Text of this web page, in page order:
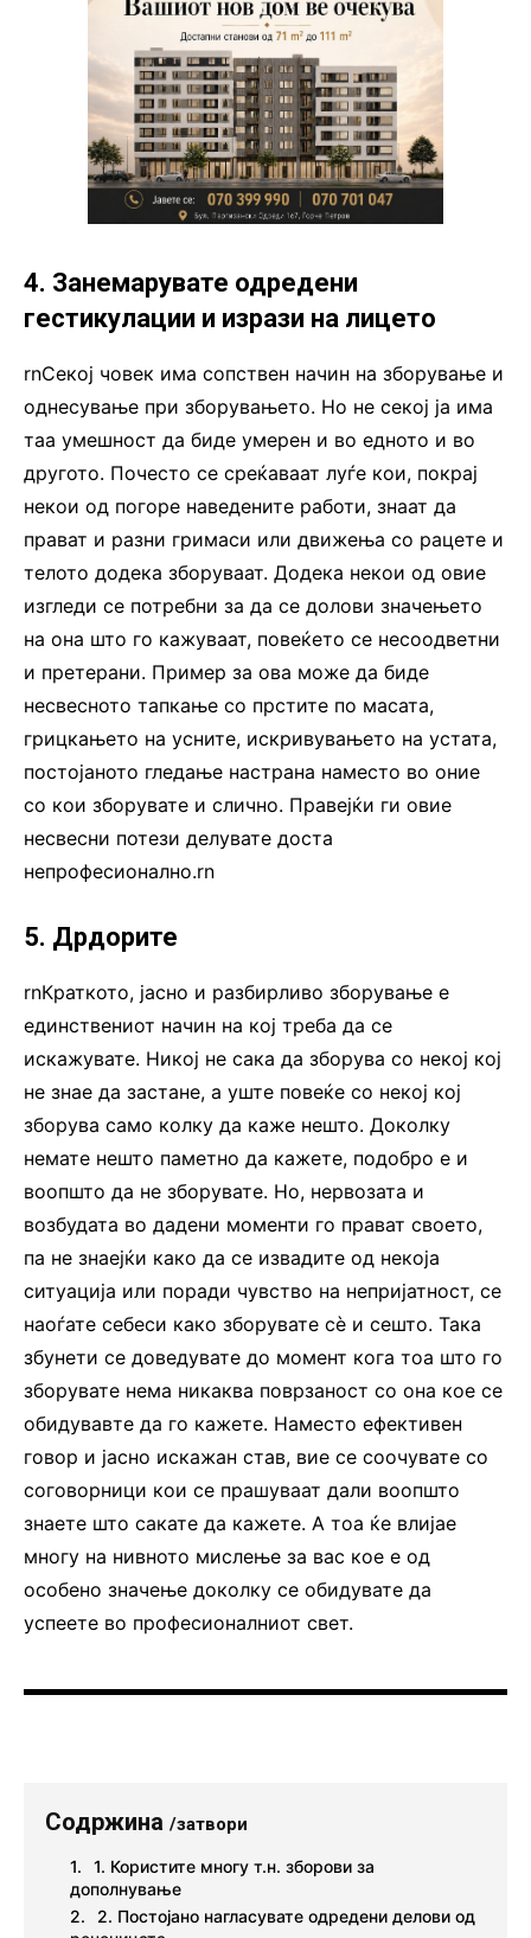
4. Занемарувате одредени
гестикулации и изрази на лицето
rnСекој човек има сопствен начин на зборување и
однесување при зборувањето. Но не секој ја има
таа умешност да биде умерен и во едното и во
другото. Почесто се среќаваат луѓе кои, покрај
некои од погоре наведените работи, знаат да
прават и разни гримаси или движења со рацете и
телото додека зборуваат. Додека некои од овие
изгледи се потребни за да се долови значењето
на она што го кажуваат, повеќето се несоодветни
и претерани. Пример за ова може да биде
несвесното тапкање со прстите по масата,
грицкањето на усните, искривувањето на устата,
постојаното гледање настрана наместо во оние
со кои зборувате и слично. Правејќи ги овие
несвесни потези делувате доста
непрофесионално.rn
5. Дрдорите
rnКраткото, јасно и разбирливо зборување е
единствениот начин на кој треба да се
искажувате. Никој не сака да зборува со некој кој
не знае да застане, а уште повеќе со некој кој
зборува само колку да каже нешто. Доколку
немате нешто паметно да кажете, подобро е и
воопшто да не зборувате. Но, нервозата и
возбудата во дадени моменти го прават своето,
па не знаејќи како да се извадите од некоја
ситуација или поради чувство на непријатност, се
наоѓате себеси како зборувате сѐ и сешто. Така
збунети се доведувате до момент кога тоа што го
зборувате нема никаква поврзаност со она кое се
обидувавте да го кажете. Наместо ефективен
говор и јасно искажан став, вие се соочувате со
соговорници кои се прашуваат дали воопшто
знаете што сакате да кажете. А тоа ќе влијае
многу на нивното мислење за вас кое е од
особено значење доколку се обидувате да
успеете во професионалниот свет.
Содржина /затвори
1. Користите многу т.н. зборови за
дополнување
2. Постојано нагласувате одредени делови од